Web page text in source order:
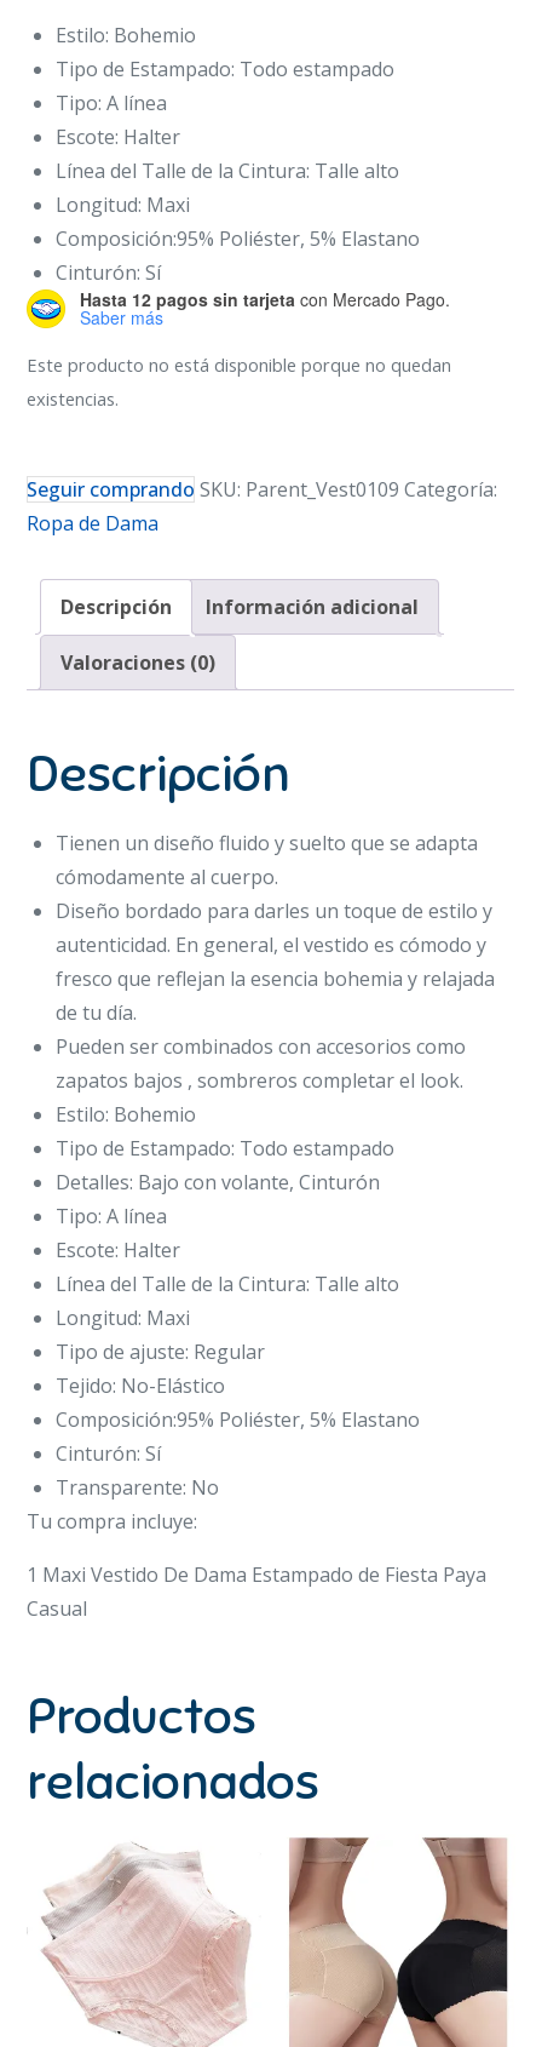
Estilo: Bohemio
Tipo de Estampado: Todo estampado
Tipo: A línea
Escote: Halter
Línea del Talle de la Cintura: Talle alto
Longitud: Maxi
Composición:95% Poliéster, 5% Elastano
Cinturón: Sí
Hasta 12 pagos sin tarjeta con Mercado Pago.
Saber más
Este producto no está disponible porque no quedan
existencias.
Seguir comprando SKU: Parent_Vest0109 Categoría:
Ropa de Dama
Descripción Información adicional
Valoraciones (0)
Descripción
Tienen un diseño fluido y suelto que se adapta
cómodamente al cuerpo.
Diseño bordado para darles un toque de estilo y
autenticidad. En general, el vestido es cómodo y
fresco que reflejan la esencia bohemia y relajada
de tu día.
Pueden ser combinados con accesorios como
zapatos bajos , sombreros completar el look.
Estilo: Bohemio
Tipo de Estampado: Todo estampado
Detalles: Bajo con volante, Cinturón
Tipo: A línea
Escote: Halter
Línea del Talle de la Cintura: Talle alto
Longitud: Maxi
Tipo de ajuste: Regular
Tejido: No-Elástico
Composición:95% Poliéster, 5% Elastano
Cinturón: Sí
Transparente: No
Tu compra incluye:
1 Maxi Vestido De Dama Estampado de Fiesta Paya
Casual
Productos
relacionados